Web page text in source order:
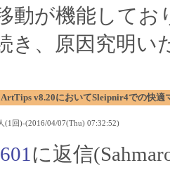
動が機能してお
き、原因究明い
ArtTips v8.20においてSleipnir4での快
(1回)-(2016/04/07(Thu) 07:32:52)
に返信